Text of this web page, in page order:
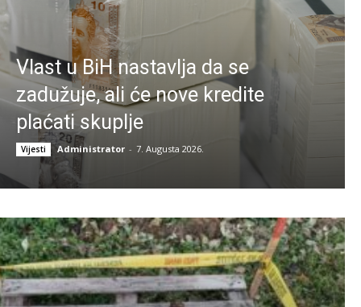
Vlast u BiH nastavlja da se
zadužuje, ali će nove kredite
plaćati skuplje
Vijesti Administrator - 7. Augusta 2026.